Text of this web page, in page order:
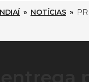
» NOTÍCIAS »